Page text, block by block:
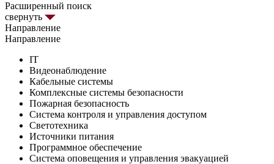
Расширенный поиск
свернуть
Направление
Направление
IT
Видеонаблюдение
Кабельные системы
Комплексные системы безопасности
Пожарная безопасность
Система контроля и управления доступом
Светотехника
Источники питания
Программное обеспечение
Система оповещения и управления эвакуацией